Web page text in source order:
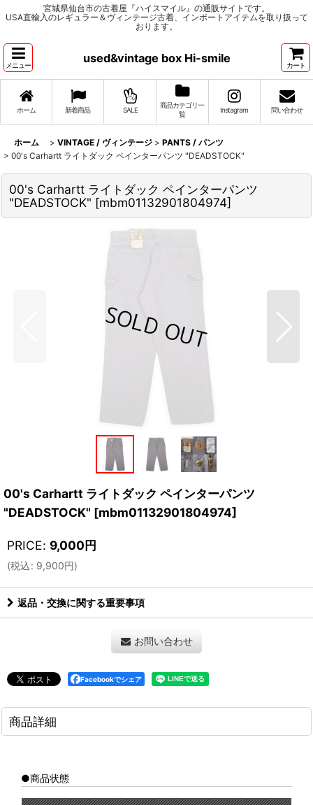
宮城県仙台市の古着屋『ハイスマイル』の通販サイトです。
USA直輸入のレギュラー＆ヴィンテージ古着、インポートアイテムを取り扱って
おります。
メニュー
used&vintage box Hi-smile
カート
ホーム 新着商品 SALE
商品カテゴリ一
覧
Instagram 問い合わせ
ホーム > VINTAGE / ヴィンテージ > PANTS / パンツ
> 00's Carhartt ライトダック ペインターパンツ "DEADSTOCK"
00's Carhartt ライトダック ペインターパンツ
"DEADSTOCK" [mbm01132901804974]
00's Carhartt ライトダック ペインターパンツ
"DEADSTOCK" [mbm01132901804974]
PRICE: 9,000円
(税込: 9,900円)
返品・交換に関する重要事項
お問い合わせ
Facebookでシェア
商品詳細
●商品状態